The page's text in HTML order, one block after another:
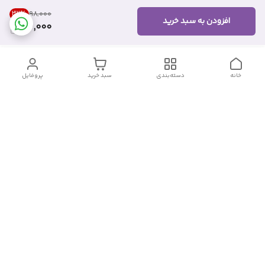
۹۸٬۰۰۰ 32%
66,000 افزودن به سبد خرید
پروفایل سبد خرید دسته‌بندی خانه